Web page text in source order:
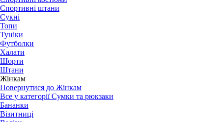
Спортивні штани
Сукні
Топи
Туніки
Футболки
Халати
Шорти
Штани
Жінкам
Повернутися до Жінкам
Все у категорії Сумки та рюкзаки
Бананки
Візитниці